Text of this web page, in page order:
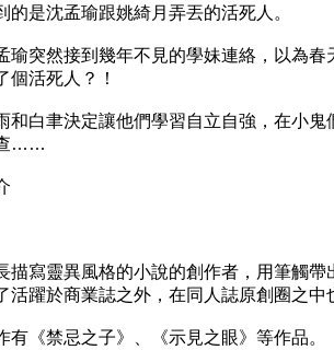
的是沈孟瑜跟姚綺月弄丟的活死人。
突然接到幾年不見的學妹連絡，以為春
個活死人？！
白聿決定讓他們學習自立自強，在小鬼
……
寫靈異風格的小說的創作者，用筆觸帶
活躍於商業誌之外，在同人誌原創圈之中
《禁忌之子》、《示見之眼》等作品。